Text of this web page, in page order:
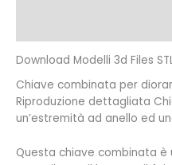
Download Modelli 3d Files
Chiave combinata per
Riproduzione dettagliata
un’estremità ad anello ed
Questa chiave combinata